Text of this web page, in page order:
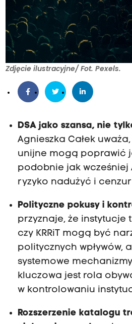
Zdjęcie ilustracyjne/ Fot. Pexels.
DSA jako szansa, nie
Agnieszka Całek
unijne mogą poprawić
podobnie jak wcześniej
ryzyko nadużyć i
Polityczne pokusy i
przyznaje, że instytucje
czy KRRiT mogą być
politycznych wpływów,
systemowe
kluczowa jest rola
w kontrolowaniu
Rozszerzenie katalogu